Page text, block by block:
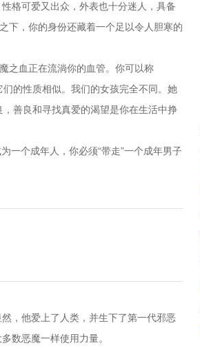
格可爱又出众，外表也十分迷人，具备
下，你的身份还藏着一个足以令人胆寒的
之血正在流淌你的血管。你可以称
的性质相似。我们的女孩完全不同。她
善良和寻找真爱的渴望是你在生活中挣
一个成年人，你必须“带走”一个成年男子
，他爱上了人类，并生下了第一代邪恶
数恶魔一样使用力量。